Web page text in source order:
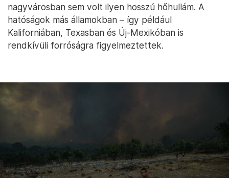
nagyvárosban sem volt ilyen hosszú hőhullám. A
hatóságok más államokban – így például
Kaliforniában, Texasban és Új-Mexikóban is
rendkívüli forróságra figyelmeztettek.